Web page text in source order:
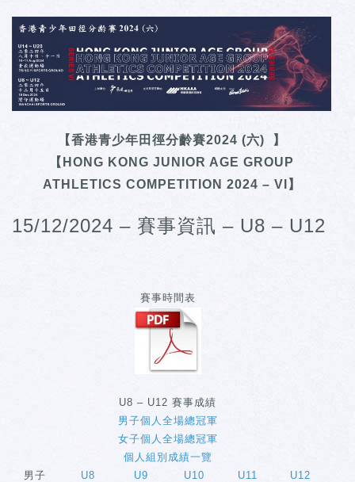
【香港青少年田徑分齡賽2024 (六) 】
【HONG KONG JUNIOR AGE GROUP
ATHLETICS COMPETITION 2024 – VI】
15/12/2024 – 賽事資訊 – U8 – U12
賽事時間表
U8 – U12 賽事成績
男子個人全場總冠軍
女子個人全場總冠軍
個人組別成績一覽
男子
U8 U9 U10 U11
U12